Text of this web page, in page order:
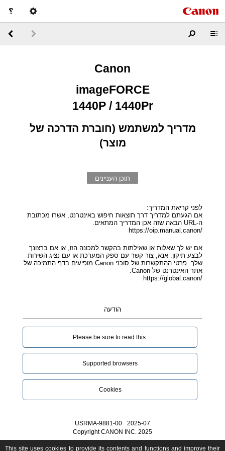
Canon
imageFORCE
1440P / 1440Pr
מדריך למשתמש (חוברת הדרכה של
מוצר)
תוכן העניינים
לפני קריאת המדריך:
אם הגעתם למדריך דרך תוצאות חיפוש באינטרנט, אשרו מכתובת
ה-URL הבאה שזה אכן המדריך המתאים.
https://oip.manual.canon/
אם יש לך שאלות או שאילתות בהקשר למכונה הזו, או אם ברצונך
לבצע תיקון. אנא, צור קשר עם ספק המערכת או עם נציג השירות
שלך. פרטי ההתקשרות של סוכני Canon מופיעים בדף התמיכה של
אתר האינטרנט של Canon.
https://global.canon/
הודעה
Please be sure to read this.‎
Supported browsers
Cookies
USRMA-9881-00
2025-07
Copyright CANON INC. 2025
This site uses cookies to provide its contents and functions and improve their